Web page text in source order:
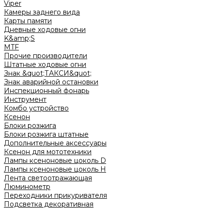
Viper
Камеры заднего вида
Карты памяти
Дневные ходовые огни
K&amp;S
MTF
Прочие производители
Штатные ходовые огни
Знак &quot;ТАКСИ&quot;
Знак аварийной остановки
Инспекционный фонарь
Инструмент
Комбо устройство
Ксенон
Блоки розжига
Блоки розжига штатные
Дополнительные аксессуары
Ксенон для мототехники
Лампы ксеноновые цоколь D
Лампы ксеноновые цоколь H
Лента светоотражающая
Люминометр
Переходники прикуривателя
Подсветка декоративная